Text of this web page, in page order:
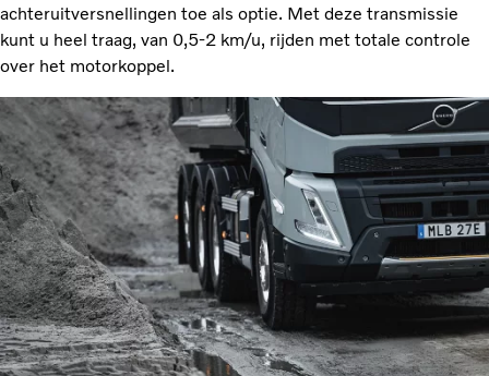
achteruitversnellingen toe als optie. Met deze transmissie
kunt u heel traag, van 0,5-2 km/u, rijden met totale controle
over het motorkoppel.